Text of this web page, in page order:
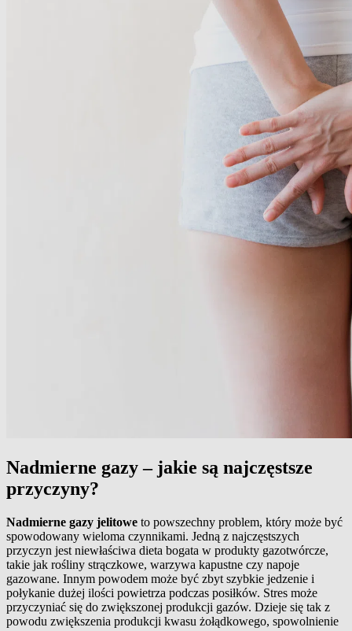
Nadmierne gazy – jakie są najczęstsze
przyczyny?
Nadmierne gazy jelitowe to powszechny problem, który może być
spowodowany wieloma czynnikami. Jedną z najczęstszych
przyczyn jest niewłaściwa dieta bogata w produkty gazotwórcze,
takie jak rośliny strączkowe, warzywa kapustne czy napoje
gazowane. Innym powodem może być zbyt szybkie jedzenie i
połykanie dużej ilości powietrza podczas posiłków. Stres może
przyczyniać się do zwiększonej produkcji gazów. Dzieje się tak z
powodu zwiększenia produkcji kwasu żołądkowego, spowolnienie